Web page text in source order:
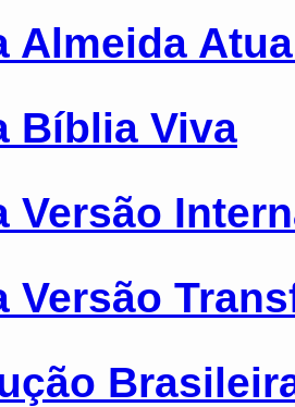
Almeida
Bíblia Viva
Versão
Versão